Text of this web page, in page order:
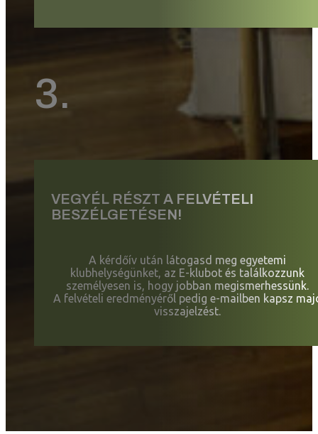
3.
VEGYÉL RÉSZT A FELVÉTELI
BESZÉLGETÉSEN!
A kérdőív után látogasd meg egyetemi
klubhelységünket, az E-klubot és találkozzunk
személyesen is, hogy jobban megismerhessünk.
A felvételi eredményéről pedig e-mailben kapsz
visszajelzést.